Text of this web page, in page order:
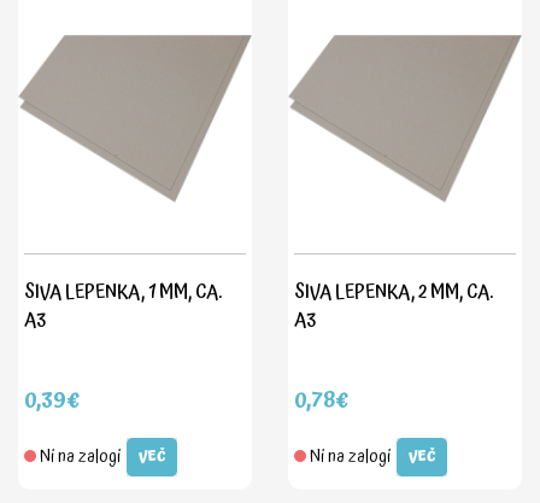
SIVA LEPENKA, 1 MM, CA.
A3
0,39€
Ni na zalogi VEČ
SIVA LEPENKA, 2 MM, CA.
A3
0,78€
Ni na zalogi VEČ